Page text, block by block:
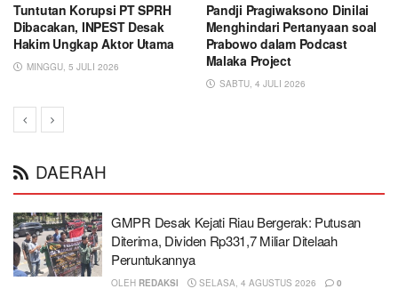
Tuntutan Korupsi PT SPRH
Dibacakan, INPEST Desak
Hakim Ungkap Aktor Utama
MINGGU, 5 JULI 2026
Pandji Pragiwaksono Dinilai
Menghindari Pertanyaan soal
Prabowo dalam Podcast
Malaka Project
SABTU, 4 JULI 2026
DAERAH
GMPR Desak Kejati Riau Bergerak: Putusan
Diterima, Dividen Rp331,7 Miliar Ditelaah
Peruntukannya
OLEH REDAKSI SELASA, 4 AGUSTUS 2026 0